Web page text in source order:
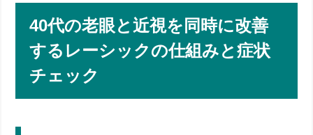
40代の老眼と近視を同時に改善
するレーシックの仕組みと症状
チェック